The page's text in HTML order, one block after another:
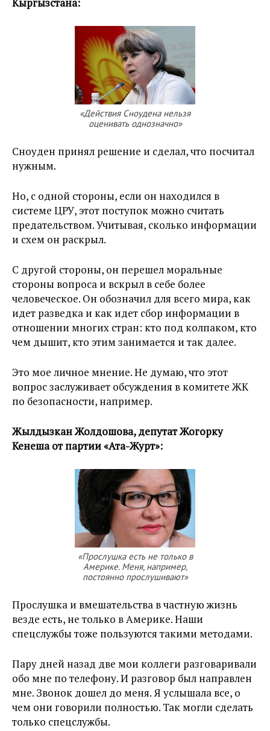
«Действия Сноудена нельзя
оценивать однозначно»
Сноуден принял решение и сделал, что посчитал
нужным.
Но, с одной стороны, если он находился в
системе ЦРУ, этот поступок можно считать
предательством. Учитывая, сколько информации
и схем он раскрыл.
С другой стороны, он перешел моральные
стороны вопроса и вскрыл в себе более
человеческое. Он обозначил для всего мира, как
идет разведка и как идет сбор информации в
отношении многих стран: кто под колпаком, кто
чем дышит, кто этим занимается и так далее.
Это мое личное мнение. Не думаю, что этот
вопрос заслуживает обсуждения в комитете ЖК
по безопасности, например.
Жылдызкан Жолдошова, депутат Жогорку
Кенеша от партии «Ата-Журт»:
«Прослушка есть не только в
Америке. Меня, например,
постоянно прослушивают»
Прослушка и вмешательства в частную жизнь
везде есть, не только в Америке. Наши
спецслужбы тоже пользуются такими методами.
Пару дней назад две мои коллеги разговаривали
обо мне по телефону. И разговор был направлен
мне. Звонок дошел до меня. Я услышала все, о
чем они говорили полностью. Так могли сделать
только спецслужбы.